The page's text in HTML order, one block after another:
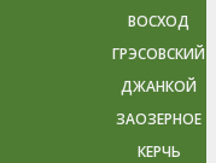
ВОСХОД
ГРЭСОВСКИЙ
ДЖАНКОЙ
ЗАОЗЕРНОЕ
КЕРЧЬ